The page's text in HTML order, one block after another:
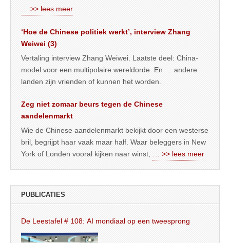
… >> lees meer
‘Hoe de Chinese politiek werkt’, interview Zhang
Weiwei (3)
Vertaling interview Zhang Weiwei. Laatste deel: China-
model voor een multipolaire wereldorde. En … andere
landen zijn vrienden of kunnen het worden.
Zeg niet zomaar beurs tegen de Chinese
aandelenmarkt
Wie de Chinese aandelenmarkt bekijkt door een westerse
bril, begrijpt haar vaak maar half. Waar beleggers in New
York of Londen vooral kijken naar winst,
… >> lees meer
PUBLICATIES
De Leestafel # 108: AI mondiaal op een tweesprong